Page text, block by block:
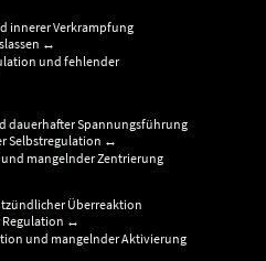
innerer Verkrampfung
↔
und fehlender
dauerhafter Spannungsführung
Selbstregulation ↔
mangelnder Zentrierung
Überreaktion
Regulation ↔
und mangelnder Aktivierung